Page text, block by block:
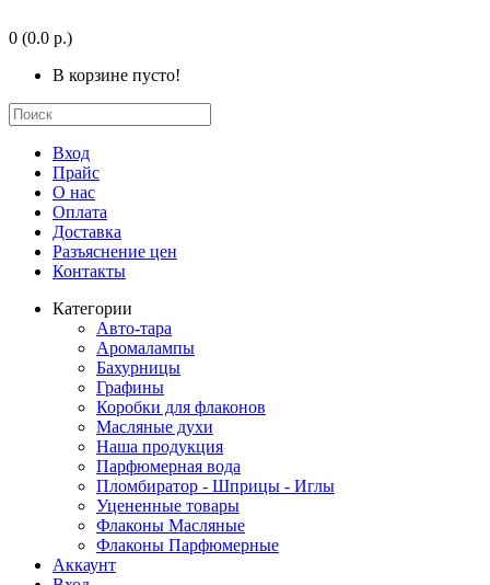
0 (0.0 р.)
В корзине пусто!
Вход
Прайс
О нас
Оплата
Доставка
Разъяснение цен
Контакты
Категории
Авто-тара
Аромалампы
Бахурницы
Графины
Коробки для флаконов
Масляные духи
Наша продукция
Парфюмерная вода
Пломбиратор - Шприцы - Иглы
Уцененные товары
Флаконы Масляные
Флаконы Парфюмерные
Аккаунт